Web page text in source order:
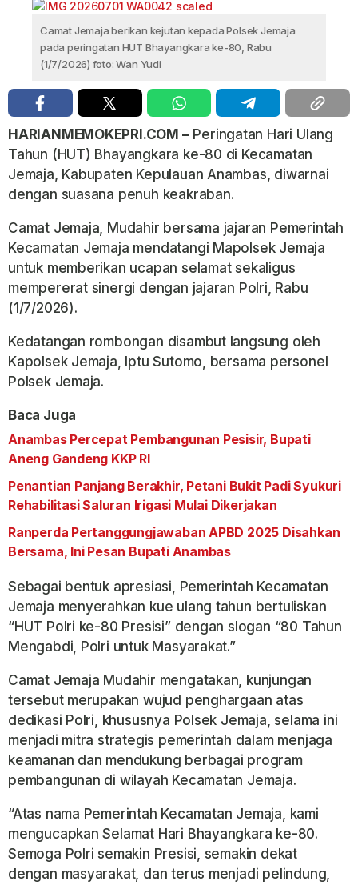
Camat Jemaja berikan kejutan kepada Polsek Jemaja
pada peringatan HUT Bhayangkara ke-80, Rabu
(1/7/2026) foto: Wan Yudi
HARIANMEMOKEPRI.COM –Peringatan Hari Ulang
Tahun (HUT) Bhayangkara ke-80 di Kecamatan
Jemaja, Kabupaten Kepulauan Anambas, diwarnai
dengan suasana penuh keakraban.
Camat Jemaja, Mudahir bersama jajaran Pemerintah
Kecamatan Jemaja mendatangi Mapolsek Jemaja
untuk memberikan ucapan selamat sekaligus
mempererat sinergi dengan jajaran Polri, Rabu
(1/7/2026).
Kedatangan rombongan disambut langsung oleh
Kapolsek Jemaja, Iptu Sutomo, bersama personel
Polsek Jemaja.
Baca Juga
Anambas Percepat Pembangunan Pesisir, Bupati
Aneng Gandeng KKP RI
Penantian Panjang Berakhir, Petani Bukit Padi Syukuri
Rehabilitasi Saluran Irigasi Mulai Dikerjakan
Ranperda Pertanggungjawaban APBD 2025 Disahkan
Bersama, Ini Pesan Bupati Anambas
Sebagai bentuk apresiasi, Pemerintah Kecamatan
Jemaja menyerahkan kue ulang tahun bertuliskan
“HUT Polri ke-80 Presisi” dengan slogan “80 Tahun
Mengabdi, Polri untuk Masyarakat.”
Camat Jemaja Mudahir mengatakan, kunjungan
tersebut merupakan wujud penghargaan atas
dedikasi Polri, khususnya Polsek Jemaja, selama ini
menjadi mitra strategis pemerintah dalam menjaga
keamanan dan mendukung berbagai program
pembangunan di wilayah Kecamatan Jemaja.
“Atas nama Pemerintah Kecamatan Jemaja, kami
mengucapkan Selamat Hari Bhayangkara ke-80.
Semoga Polri semakin Presisi, semakin dekat
dengan masyarakat, dan terus menjadi pelindung,